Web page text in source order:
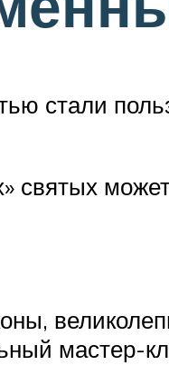
стали
святых
мастер-